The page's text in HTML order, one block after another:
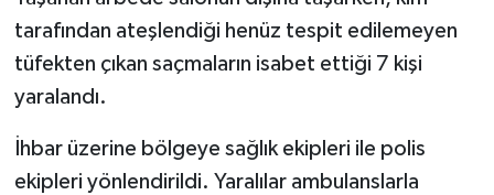
tarafından ateşlendiği henüz tespit edilemeyen
tüfekten çıkan saçmaların isabet ettiği 7 kişi
yaralandı.
İhbar üzerine bölgeye sağlık ekipleri ile polis
ekipleri yönlendirildi. Yaralılar ambulanslarla